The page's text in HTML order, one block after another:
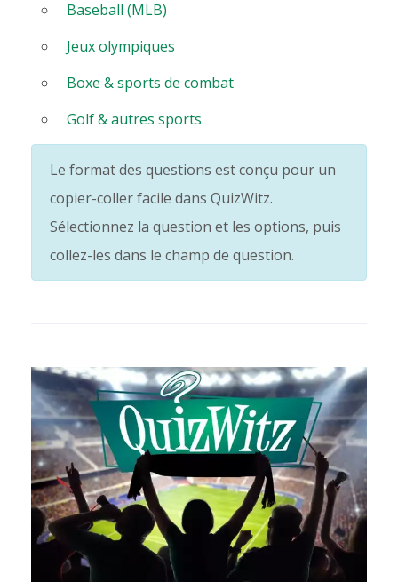
Baseball (MLB)
Jeux olympiques
Boxe & sports de combat
Golf & autres sports
Le format des questions est conçu pour un
copier-coller facile dans QuizWitz.
Sélectionnez la question et les options, puis
collez-les dans le champ de question.